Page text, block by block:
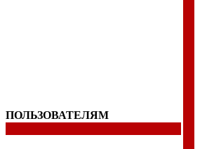
ПОЛЬЗОВАТЕЛЯМ